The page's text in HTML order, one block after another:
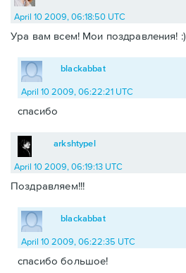
April 10 2009, 06:18:50 UTC
Ура вам всем! Мои поздравления! :)
blackabbat
April 10 2009, 06:22:21 UTC
спасибо
arkshtypel
April 10 2009, 06:19:13 UTC
Поздравляем!!!
blackabbat
April 10 2009, 06:22:35 UTC
спасибо большое!